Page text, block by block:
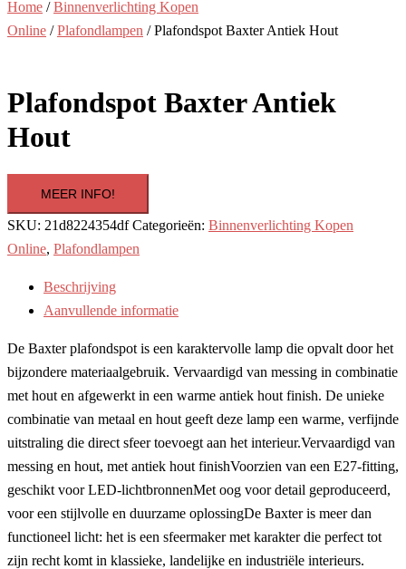
Home /Binnenverlichting Kopen
Online /Plafondlampen / Plafondspot Baxter Antiek Hout
Plafondspot Baxter Antiek
Hout
MEER INFO!
SKU: 21d8224354df Categorieën: Binnenverlichting Kopen
Online, Plafondlampen
Beschrijving
Aanvullende informatie
De Baxter plafondspot is een karaktervolle lamp die opvalt door het
bijzondere materiaalgebruik. Vervaardigd van messing in combinatie
met hout en afgewerkt in een warme antiek hout finish. De unieke
combinatie van metaal en hout geeft deze lamp een warme, verfijnde
uitstraling die direct sfeer toevoegt aan het interieur.Vervaardigd van
messing en hout, met antiek hout finishVoorzien van een E27-fitting,
geschikt voor LED-lichtbronnenMet oog voor detail geproduceerd,
voor een stijlvolle en duurzame oplossingDe Baxter is meer dan
functioneel licht: het is een sfeermaker met karakter die perfect tot
zijn recht komt in klassieke, landelijke en industriële interieurs.